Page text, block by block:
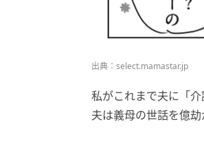
出典：select.mamastar.jp
私がこれまで夫に「
夫は義母の世話を億劫